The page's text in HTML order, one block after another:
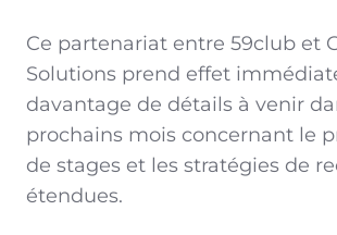
Ce partenariat entre 59club et
Solutions prend effet
davantage de détails à venir
prochains mois concernant le
de stages et les stratégies de
étendues.